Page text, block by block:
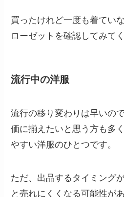
買ったけれど一度も着てい
ローゼットを確認してみて
流行中の洋服
流行の移り変わりは早いの
価に揃えたいと思う方も多
やすい洋服のひとつです。
ただ、出品するタイミング
と売れにくくなる可能性が